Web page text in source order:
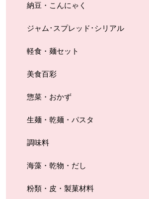
納豆・こんにゃく
ジャム･スプレッド･シリアル
軽食・麺セット
美食百彩
惣菜・おかず
生麺・乾麺・パスタ
調味料
海藻・乾物・だし
粉類・皮・製菓材料